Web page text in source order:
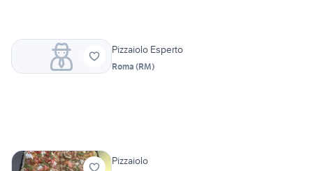
Pizzaiolo Esperto
Roma (RM)
Pizzaiolo